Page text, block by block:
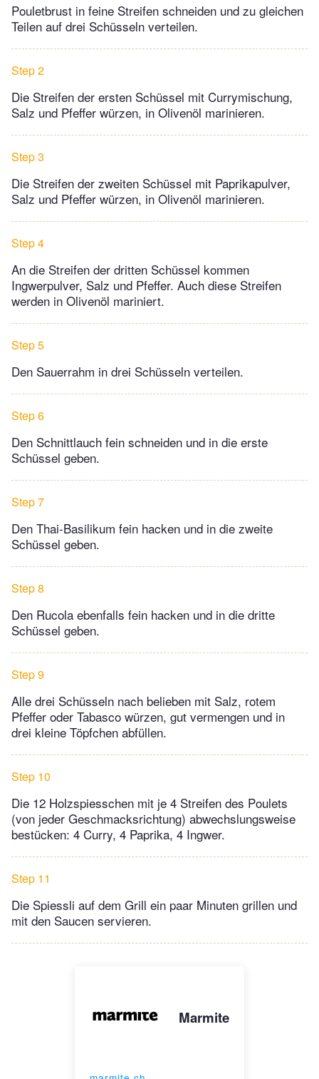
Pouletbrust in feine Streifen schneiden und zu gleichen
Teilen auf drei Schüsseln verteilen.
Step 2
Die Streifen der ersten Schüssel mit Currymischung,
Salz und Pfeffer würzen, in Olivenöl marinieren.
Step 3
Die Streifen der zweiten Schüssel mit Paprikapulver,
Salz und Pfeffer würzen, in Olivenöl marinieren.
Step 4
An die Streifen der dritten Schüssel kommen
Ingwerpulver, Salz und Pfeffer. Auch diese Streifen
werden in Olivenöl mariniert.
Step 5
Den Sauerrahm in drei Schüsseln verteilen.
Step 6
Den Schnittlauch fein schneiden und in die erste
Schüssel geben.
Step 7
Den Thai-Basilikum fein hacken und in die zweite
Schüssel geben.
Step 8
Den Rucola ebenfalls fein hacken und in die dritte
Schüssel geben.
Step 9
Alle drei Schüsseln nach belieben mit Salz, rotem
Pfeffer oder Tabasco würzen, gut vermengen und in
drei kleine Töpfchen abfüllen.
Step 10
Die 12 Holzspiesschen mit je 4 Streifen des Poulets
(von jeder Geschmacksrichtung) abwechslungsweise
bestücken: 4 Curry, 4 Paprika, 4 Ingwer.
Step 11
Die Spiessli auf dem Grill ein paar Minuten grillen und
mit den Saucen servieren.
Marmite